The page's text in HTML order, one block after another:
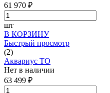
61 970 ₽
шт
В КОРЗИНУ
Быстрый просмотр
(2)
Аквариус ТО
Нет в наличии
63 499 ₽